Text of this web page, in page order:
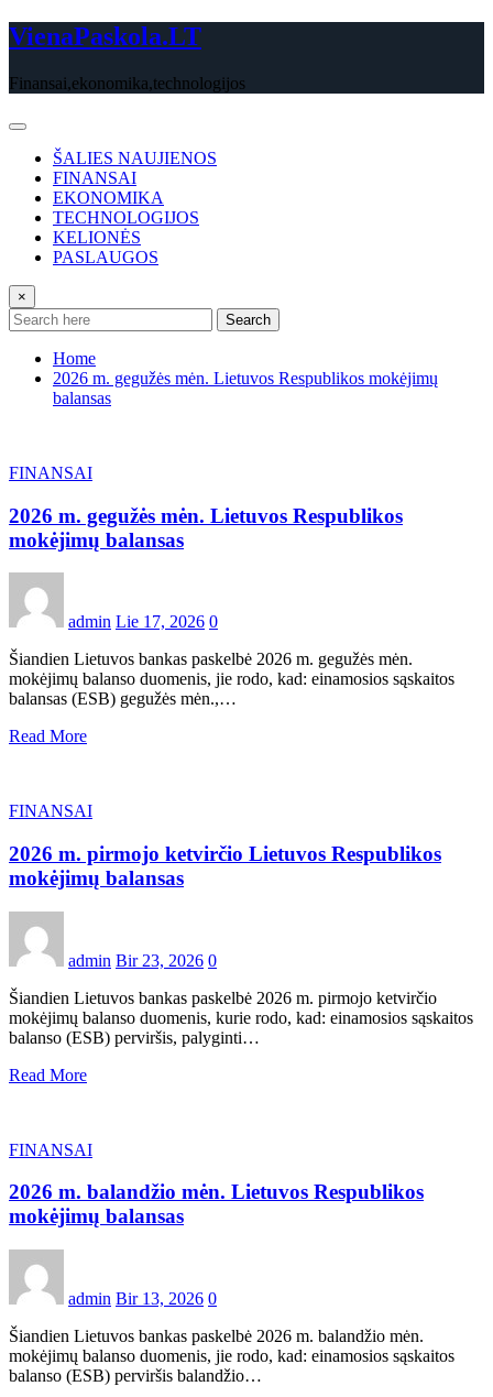
Skip
to
VienaPaskola.LT
Finansai,ekonomika,technologijos
ŠALIES NAUJIENOS
FINANSAI
EKONOMIKA
TECHNOLOGIJOS
KELIONĖS
PASLAUGOS
×
Search
Home
2026 m. gegužės mėn. Lietuvos Respublikos mokėjimų
balansas
FINANSAI
2026 m. gegužės mėn. Lietuvos Respublikos
mokėjimų balansas
admin Lie 17, 2026 0
Šiandien Lietuvos bankas paskelbė 2026 m. gegužės mėn.
mokėjimų balanso duomenis, jie rodo, kad: einamosios sąskaitos
balansas (ESB) gegužės mėn.,…
Read More
FINANSAI
2026 m. pirmojo ketvirčio Lietuvos Respublikos
mokėjimų balansas
admin Bir 23, 2026 0
Šiandien Lietuvos bankas paskelbė 2026 m. pirmojo ketvirčio
mokėjimų balanso duomenis, kurie rodo, kad: einamosios sąskaitos
balanso (ESB) perviršis, palyginti…
Read More
FINANSAI
2026 m. balandžio mėn. Lietuvos Respublikos
mokėjimų balansas
admin Bir 13, 2026 0
Šiandien Lietuvos bankas paskelbė 2026 m. balandžio mėn.
mokėjimų balanso duomenis, jie rodo, kad: einamosios sąskaitos
balanso (ESB) perviršis balandžio…